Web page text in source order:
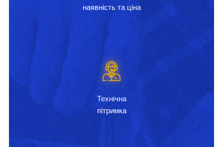
наявність та ціна
Технічна
пітримка